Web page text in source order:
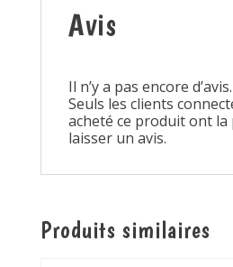
Avis
Il n’y a pas encore d’avis.
Seuls les clients
acheté ce produit ont la
laisser un avis.
Produits similaires